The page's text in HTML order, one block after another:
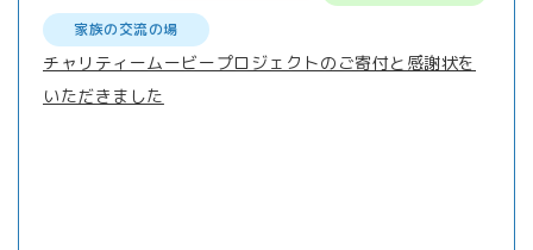
家族の交流の場
チャリティームービープロジェクトのご寄付と感謝状を
いただきました